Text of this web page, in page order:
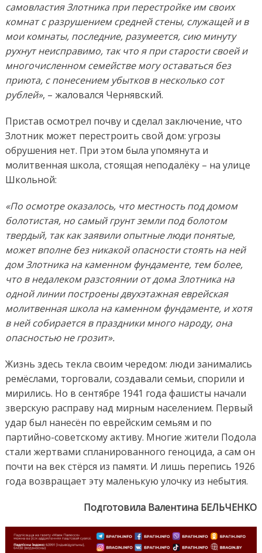
самовластия Злотника при перестройке им своих
комнат с разрушением средней стены, служащей и в
мои комнаты, последние, разумеется, сию минуту
рухнут неисправимо, так что я при старости своей и
многочисленном семействе могу оставаться без
приюта, с понесением убытков в несколько сот
рублей», – жаловался Чернявский.
Пристав осмотрел почву и сделал заключение, что
Злотник может перестроить свой дом: угрозы
обрушения нет. При этом была упомянута и
молитвенная школа, стоящая неподалёку – на улице
Школьной:
«По осмотре оказалось, что местность под домом
болотистая, но самый грунт земли под болотом
твердый, так как заявили опытные люди понятые,
может вполне без никакой опасности стоять на ней
дом Злотника на каменном фундаменте, тем более,
что в недалеком разстоянии от дома Злотника на
одной линии построены двухэтажная еврейская
молитвенная школа на каменном фундаменте, и хотя
в ней собирается в праздники много народу, она
опасностью не грозит».
Жизнь здесь текла своим чередом: люди занимались
ремёслами, торговали, создавали семьи, спорили и
мирились. Но в сентябре 1941 года фашисты начали
зверскую расправу над мирным населением. Первый
удар был нанесён по еврейским семьям и по
партийно-советскому активу. Многие жители Подола
стали жертвами спланированного геноцида, а сам он
почти на век стёрся из памяти. И лишь перепись 1926
года возвращает эту маленькую улочку из небытия.
Подготовила Валентина БЕЛЬЧЕНКО